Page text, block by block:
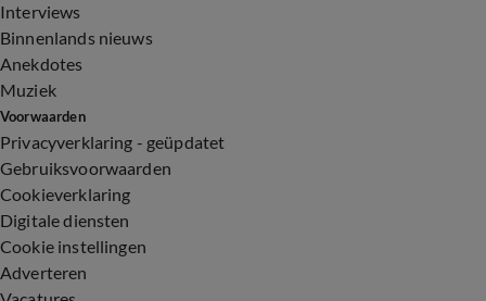
Interviews
Binnenlands nieuws
Anekdotes
Muziek
Voorwaarden
Privacyverklaring - geüpdatet
Gebruiksvoorwaarden
Cookieverklaring
Digitale diensten
Cookie instellingen
Adverteren